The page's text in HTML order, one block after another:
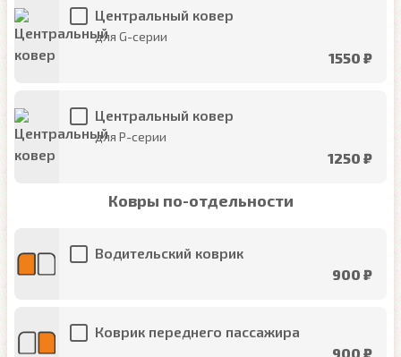
Центральный ковер
для G-серии
1550 ₽
Центральный ковер
для P-серии
1250 ₽
Ковры по-отдельности
Водительский коврик
900 ₽
Коврик переднего пассажира
900 ₽